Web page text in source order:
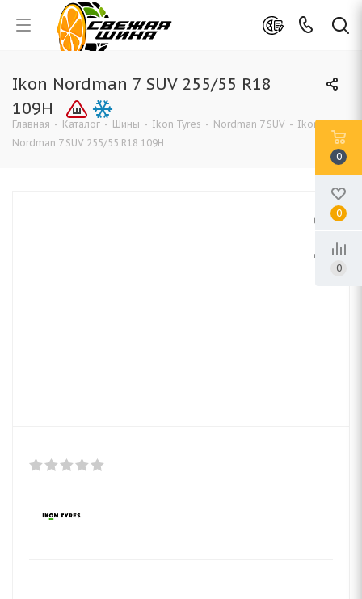
Ikon Nordman 7 SUV 255/55 R18
109H
Главная - Каталог - Шины - Ikon Tyres - Nordman 7 SUV - Ikon
Nordman 7 SUV 255/55 R18 109H
0
0
0